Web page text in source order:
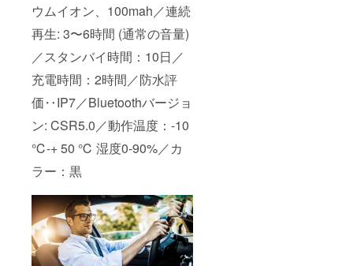
ウムイオン、100mah／連続
再生: 3〜6時間 (通常の音量)
／スタンバイ時間：10日／
充電時間：2時間／防水評
価‥IP7／Bluetoothバージョ
ン: CSR5.0／動作温度：-10
℃-+ 50 ℃ 湿度0-90%／カ
ラー：黒